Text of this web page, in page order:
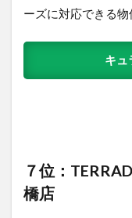
ーズに対応できる物
キュ
７位：
橋店